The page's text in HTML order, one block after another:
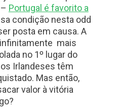
Portugal é favorito a
condição nesta odd
posta em causa. A
mais
no 1º lugar do
Irlandeses têm
Mas então,
valor à vitória